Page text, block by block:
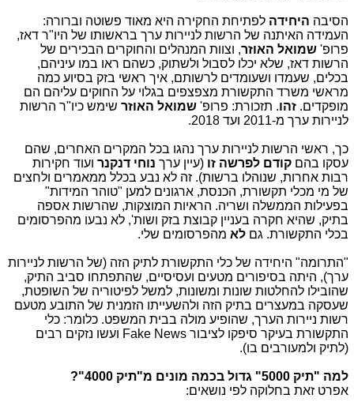
הסיבה היחידה לפתיחת החקירה היא מאוד פשוטה וברורה:
העמידה האיתנה של הרשות לניירות ערך בראשותו של היו"ר דאז,
פרופ' שמואל האוזר, וצוות המנהלים והחוקרים הבכירים של
הרשות דאז, שלא יכלו לסבול ולשתוק, כשהם ראו במו עיניהם,
בכלים, שעמדו ושעומדים לרשותם, איך ראשי בזק בסיוע כמה
מראשי משרד התקשורת מצפצפים בגלוי על החוקים עליהם הם
מופקדים. זהו. תזכורת: פרופ' שמואל האוזר שימש כיו"ר הרשות
לניירות ערך מ-2011 ועד 2018.
כך, ראשי הרשות לניירות ערך נהגו בכל המקרים האחרים, שהם
עסקו בהם קודם לפרשה זו (עיין ערך נוחי דנקנר ועוד חקירות
רבות אחרות, שנוהלו ברשות). זה לא נבע בכלל ממאמרים ולחצים
של מי מכלי תקשורת, הכנסת, ארגונים למען "טוהר המידות"
בפעילות הממשלה ושריה. הראיות המוצקות, שהרשות אספה
בתיק, שהיא חקרה בעניין קבוצת בזק ושות', לא נבעו מהפרסומים
בכלי התקשורת. גם לא מהפרסומים שלי.
"התרומה" היחידה של כלי התקשורת לתיק הזה (של הרשות לניירות
ערך), היתה בסיפורים מטעים ועסיסיים, שהתפתחו סביב התיק,
שהובילו להחלטות שונות ומשונות, למשל לפיטוריה של השופטת,
שעסקה במעצרים בתיק הזה ולהשעייתו הזמנית של התובע מטעם
רשות ניירות הערך, שהופיע מולה בבית המשפט. כלומר: כלי
התקשורת בעיקר סיפקו לציבור Fake News ועשו נזקים רבים
(לתיק ולמעורבים בו).
למה "תיק 5000" גדול בכמה מונים מ"תיק 4000"?
אפרט זאת בחלוקה לפי נושאים: